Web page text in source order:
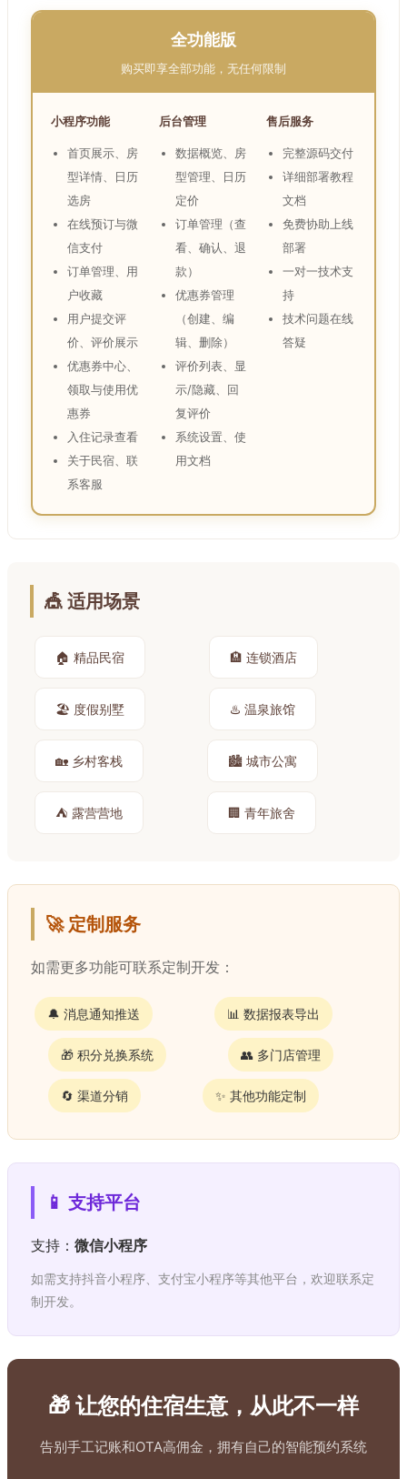
全功能版
购买即享全部功能，无任何限制
小程序功能
首页展示、房
型详情、日历
选房
在线预订与微
信支付
订单管理、用
户收藏
用户提交评
价、评价展示
优惠券中心、
领取与使用优
惠券
入住记录查看
关于民宿、联
系客服
后台管理
数据概览、房
型管理、日历
定价
订单管理（查
看、确认、退
款）
优惠券管理
（创建、编
辑、删除）
评价列表、显
示/隐藏、回
复评价
系统设置、使
用文档
售后服务
完整源码交付
详细部署教程
文档
免费协助上线
部署
一对一技术支
持
技术问题在线
答疑
🎪 适用场景
🏠 精品民宿 🏨 连锁酒店
🏖️ 度假别墅 ♨️ 温泉旅馆
🏡 乡村客栈 🏙️ 城市公寓
⛺ 露营营地 🏢 青年旅舍
🚀 定制服务
如需更多功能可联系定制开发：
🔔 消息通知推送 📊 数据报表导出
🎁 积分兑换系统 👥 多门店管理
🔄 渠道分销 ✨ 其他功能定制
📱 支持平台
支持： 微信小程序
如需支持抖音小程序、支付宝小程序等其他平台，欢迎联系定
制开发。
🎁 让您的住宿生意，从此不一样
告别手工记账和OTA高佣金，拥有自己的智能预约系统